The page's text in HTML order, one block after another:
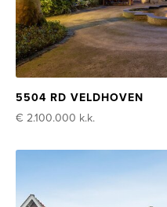
5504 RD VELDHOVEN
€ 2.100.000 k.k.